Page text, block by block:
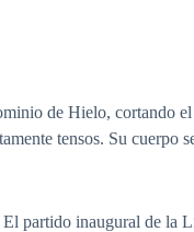
de Hielo, cortando
tensos. Su cuerpo
partido inaugural de la